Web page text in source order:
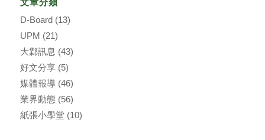
D-Board(13)
UPM (21)
大鄴訊息 (43)
好文分享(5)
媒體報導(46)
業界動態(56)
紙張小學堂 (10)